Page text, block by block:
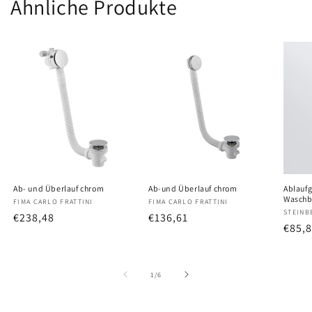
Ähnliche Produkte
Ab- und Überlauf chrom
Anbieter:
FIMA CARLO FRATTINI
Normaler
€238,48
Ab-und Überlauf chrom
Anbieter:
FIMA CARLO FRATTINI
Normaler
€136,61
1 /von
6